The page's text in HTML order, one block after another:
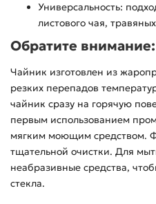
Универсальность:
листового чая,
Обратите внимание:
Чайник изготовлен из
резких перепадов
чайник сразу на горячую
первым использованием
мягким моющим средством.
тщательной очистки. Для
неабразивные средства,
стекла.